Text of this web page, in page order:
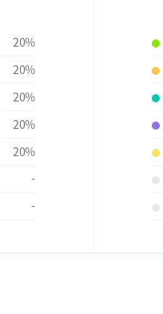
20%
20%
20%
20%
20%
-
-